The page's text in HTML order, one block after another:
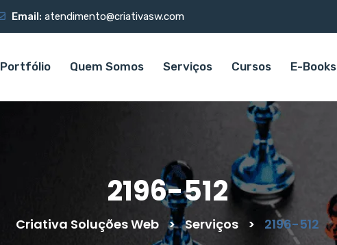
Email: atendimento@criativasw.com
Portfólio Quem Somos Serviços Cursos E-Books
2196-512
Criativa Soluções Web > Serviços > 2196-512